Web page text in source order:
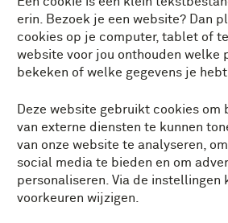
erin. Bezoek je een website? Dan
cookies op je computer, tablet of
website voor jou onthouden welke
bekeken of welke gegevens je hebt
Deze website gebruikt cookies
van externe diensten te kunnen
van onze website te analyseren,
social media te bieden en om
personaliseren. Via de instellingen
voorkeuren wijzigen.
Luchtmacht Marechaussee
Militaire verhaal van Nederland
Tech Talk Tentoonstellingen
Tweede Wereldoorlog
Veteraan Vertelt